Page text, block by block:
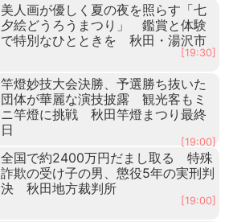
美人画が優しく夏の夜を照らす「七
夕絵どうろうまつり」 鑑賞と体験
で特別なひとときを 秋田・湯沢市
[19:30]
竿燈妙技大会決勝、予選勝ち抜いた
団体が華麗な演技披露 観光客もミ
ニ竿燈に挑戦 秋田竿燈まつり最終
日
[19:00]
全国で約2400万円だまし取る 特殊
詐欺の受け子の男、懲役5年の実刑判
決 秋田地方裁判所
[19:00]